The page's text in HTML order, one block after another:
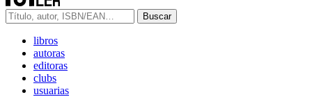
Buscar
libros
autoras
editoras
clubs
usuarias